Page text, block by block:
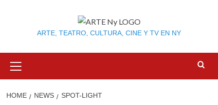
ARTE, TEATRO, CULTURA, CINE Y TV EN NY
Menu
HOME NEWS SPOT-LIGHT